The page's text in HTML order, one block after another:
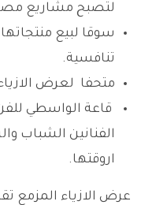
لتصبح مشاريع
سوقا لبيع
تنافسية.
متحفا لعرض
قاعة الواسطي
الفنانين الشباب
اروقتها.
عرض الازياء المزمع